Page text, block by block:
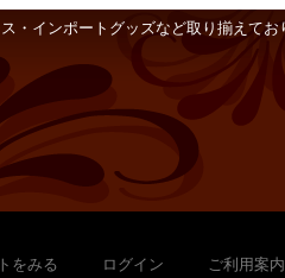
・インポートグッズなど取り揃えてお
をみる ログイン ご利用案内